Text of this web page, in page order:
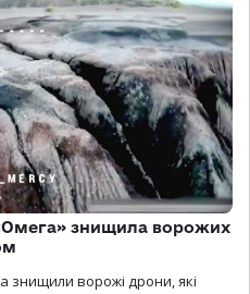
знищила ворожих
знищили ворожі дрони, які